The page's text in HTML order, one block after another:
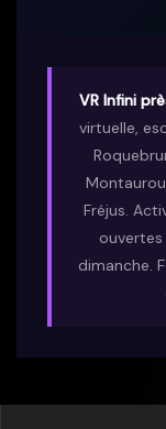
VR Infini
virtuelle,
Fréjus.
dimanche.